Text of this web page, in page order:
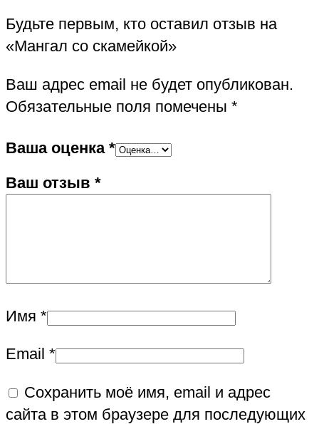
Будьте первым, кто оставил отзыв на
«Мангал со скамейкой»
Ваш адрес email не будет опубликован.
Обязательные поля помечены *
Ваша оценка *
Ваш отзыв *
Имя *
Email *
Сохранить моё имя, email и адрес
сайта в этом браузере для последующих